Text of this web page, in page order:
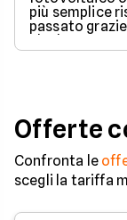
più semplice
passato
che hanno
edilizia libera.
Offerte
Confronta le
scegli la tariffa